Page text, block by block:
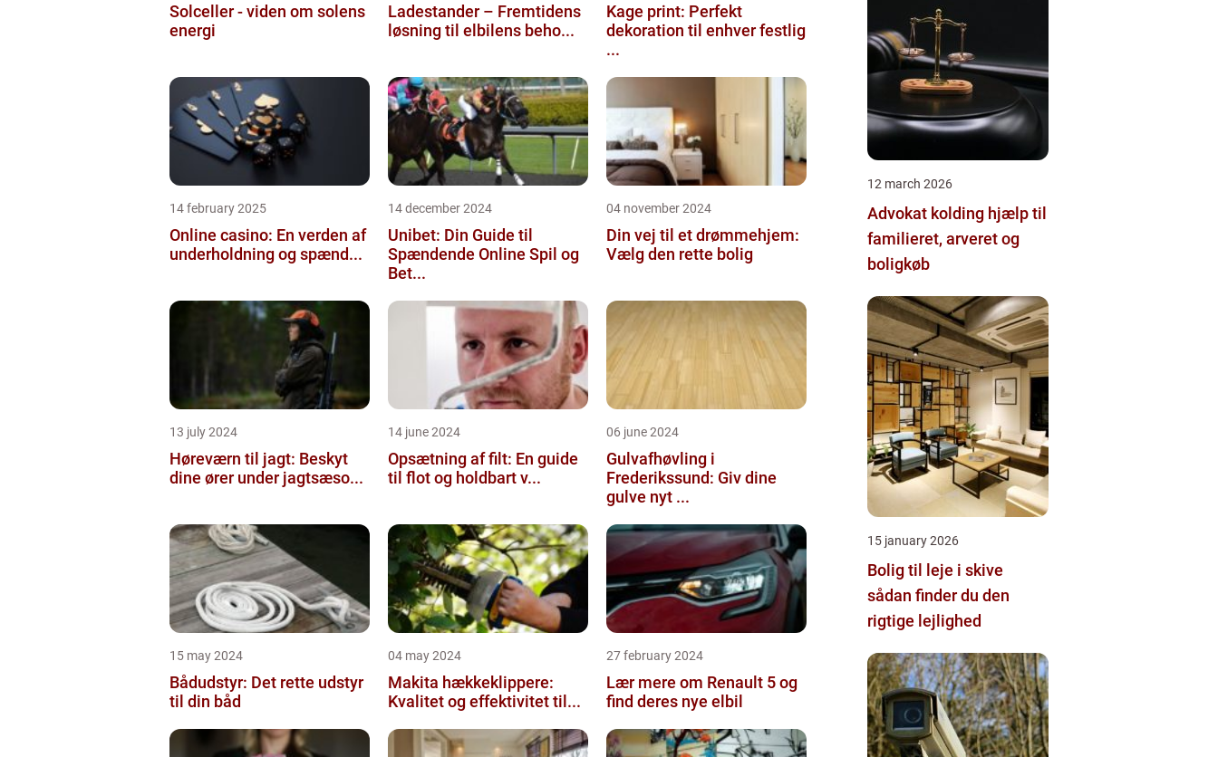
Solceller - viden om solens
energi
Ladestander – Fremtidens
løsning til elbilens beho...
Kage print: Perfekt
dekoration til enhver festlig
...
14 february 2025
Online casino: En verden af
underholdning og spænd...
14 december 2024
Unibet: Din Guide til
Spændende Online Spil og
Bet...
04 november 2024
Din vej til et drømmehjem:
Vælg den rette bolig
13 july 2024
Høreværn til jagt: Beskyt
dine ører under jagtsæso...
14 june 2024
Opsætning af filt: En guide
til flot og holdbart v...
06 june 2024
Gulvafhøvling i
Frederikssund: Giv dine
gulve nyt ...
15 may 2024
Bådudstyr: Det rette udstyr
til din båd
04 may 2024
Makita hækkeklippere:
Kvalitet og effektivitet til...
27 february 2024
Lær mere om Renault 5 og
find deres nye elbil
12 march 2026
Advokat kolding hjælp til
familieret, arveret og
boligkøb
15 january 2026
Bolig til leje i skive
sådan finder du den
rigtige lejlighed